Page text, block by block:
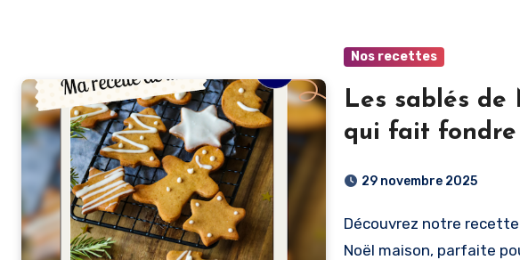
Nos recettes
Les sablés
qui fait fondre
29 novembre 2025
Découvrez notre recette facile et gourmande de sablés de
Noël maison, parfaite